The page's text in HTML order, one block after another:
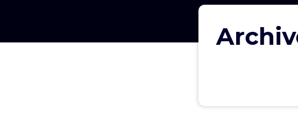
HABILIDADES
PROTECCION TECNICA